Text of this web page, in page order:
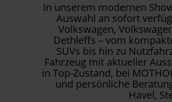
In unserem modernen
Auswahl an sofort
Volkswagen,
Dethleffs – vom
SUVs bis hin zu
Fahrzeug mit aktueller
in Top-Zustand, bei
und persönliche
Havel,